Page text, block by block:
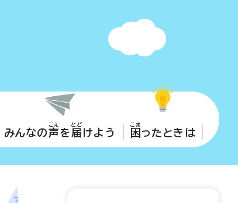
みんなの声
こえ
を 届
とど
けよう 困
こま
ったときは